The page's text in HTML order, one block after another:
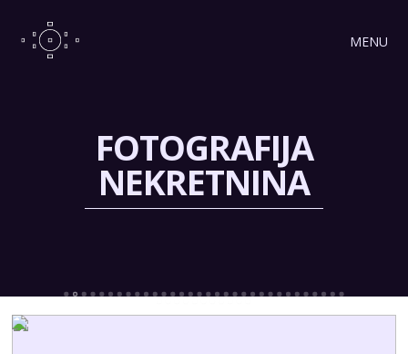
MENU
FOTOGRAFIJA
NEKRETNINA